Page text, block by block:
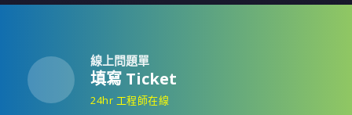
線上問題單
填寫 Ticket
24hr 工程師在線